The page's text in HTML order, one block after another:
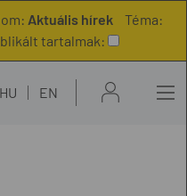
Aktuális hírek
Téma:
tartalmak:
HU EN